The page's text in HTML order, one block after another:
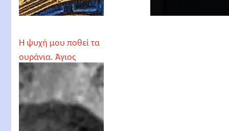
Η ψυχή μου ποθεί τα
ουράνια. Άγιος
Σιλουανός ο
Αθωνίτης